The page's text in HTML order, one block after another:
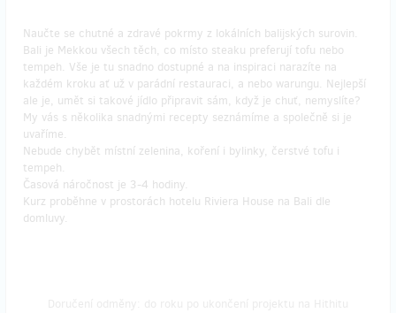
Naučte se chutné a zdravé pokrmy z lokálních balijských surovin.
Bali je Mekkou všech těch, co místo steaku preferují tofu nebo
tempeh. Vše je tu snadno dostupné a na inspiraci narazíte na
každém kroku ať už v parádní restauraci, a nebo warungu. Nejlepší
ale je, umět si takové jídlo připravit sám, když je chuť, nemyslíte?
My vás s několika snadnými recepty seznámíme a společně si je
uvaříme.
Nebude chybět místní zelenina, koření i bylinky, čerstvé tofu i
tempeh.
Časová náročnost je 3-4 hodiny.
Kurz proběhne v prostorách hotelu Riviera House na Bali dle
domluvy.